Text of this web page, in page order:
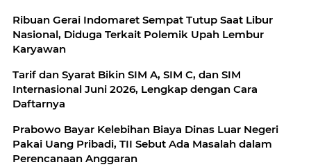
Ribuan Gerai Indomaret Sempat Tutup Saat Libur
Nasional, Diduga Terkait Polemik Upah Lembur
Karyawan
Tarif dan Syarat Bikin SIM A, SIM C, dan SIM
Internasional Juni 2026, Lengkap dengan Cara
Daftarnya
Prabowo Bayar Kelebihan Biaya Dinas Luar Negeri
Pakai Uang Pribadi, TII Sebut Ada Masalah dalam
Perencanaan Anggaran